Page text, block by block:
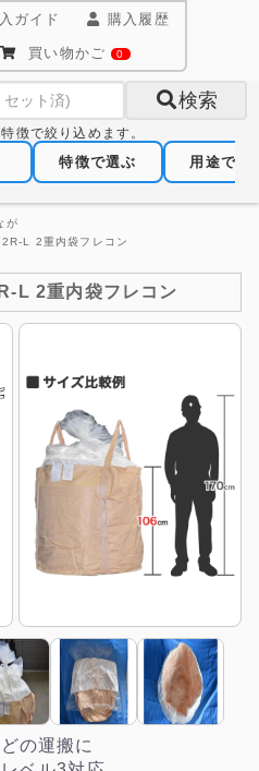
ガイド 購入履歴
買い物かご 0
検索
徴で絞り込めます。
特徴で選ぶ 用途で選
が
L 2重内袋フレコン
L 2重内袋フレコン
の運搬に